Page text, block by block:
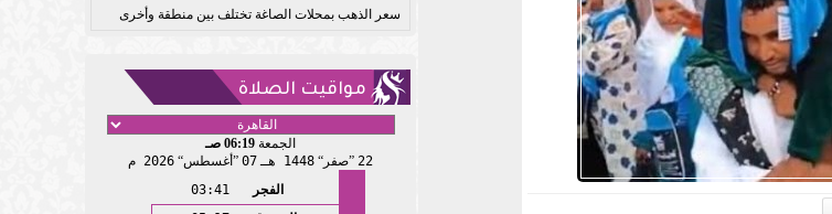
سعر الذهب بمحلات الصاغة تختلف بين منطقة وأخرى
مواقيت الصلاة
الجمعة 06:19 صـ
22 صفر 1448 هـ 07 أغسطس 2026 م
الفجر
03:41